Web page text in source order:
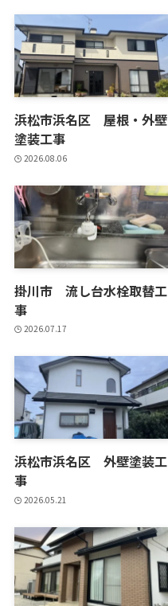
浜松市浜名区 屋根・外壁
塗装工事
2026.08.06
掛川市 流し台水栓取替工
事
2026.07.17
浜松市浜名区 外壁塗装工
事
2026.05.21